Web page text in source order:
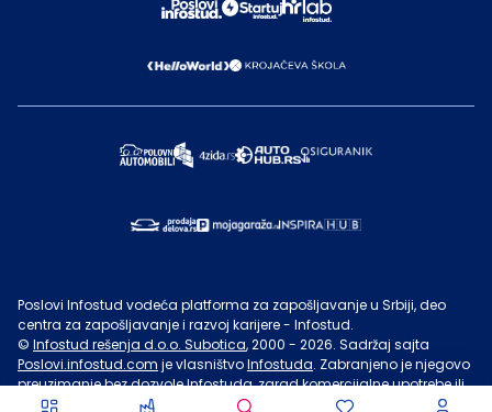
Poslovi Infostud vodeća platforma za zapošljavanje u Srbiji, deo
centra za zapošljavanje i razvoj karijere - Infostud.
© Infostud rešenja d.o.o. Subotica, 2000 - 2026. Sadržaj sajta
Poslovi.infostud.com je vlasništvoInfostuda. Zabranjeno je njegovo
preuzimanje bez dozvoleInfostuda, zarad komercijalne upotrebe ili
u druge svrhe, osim za lične potrebe posetilaca sajta.